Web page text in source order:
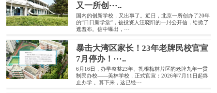
又一所创···..
国内的创新学校，又出事了。近日，北京一所创办了20年
的“日日新学堂”，被投资人汪晓阳的一封公开信，给掀了
遮羞布。信中曝出，···
暴击大湾区家长！23年老牌民校官宣
7月停办！···..
6月16日，办学整整23年、扎根梅林片区的老牌九年一贯
制民办校——美林学校，正式官宣：2026年7月11日起终
止办学 。算下来，这已经···